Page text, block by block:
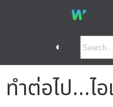
◐
ทำต่อไป…ไ